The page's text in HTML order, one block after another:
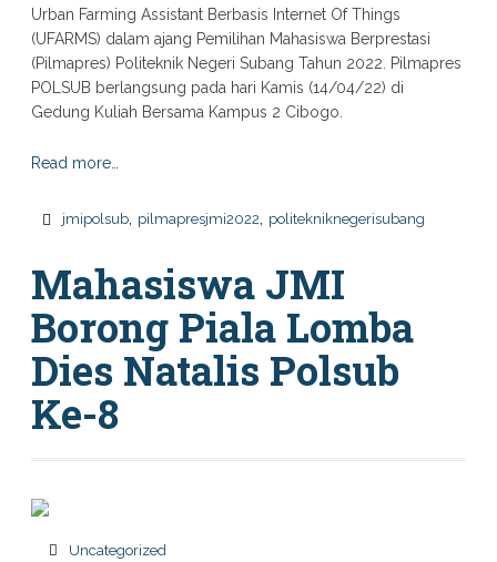
Urban Farming Assistant Berbasis Internet Of Things
(UFARMS) dalam ajang Pemilihan Mahasiswa Berprestasi
(Pilmapres) Politeknik Negeri Subang Tahun 2022. Pilmapres
POLSUB berlangsung pada hari Kamis (14/04/22) di
Gedung Kuliah Bersama Kampus 2 Cibogo.
Read more…
jmipolsub, pilmapresjmi2022 politekniknegerisubang
Mahasiswa JMI
Borong Piala Lomba
Dies Natalis Polsub
Ke-8
Uncategorized